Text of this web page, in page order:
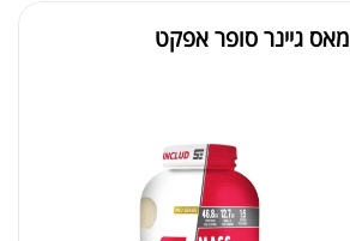
₪240.00
179.00
מאס גיינר סופר אפקט